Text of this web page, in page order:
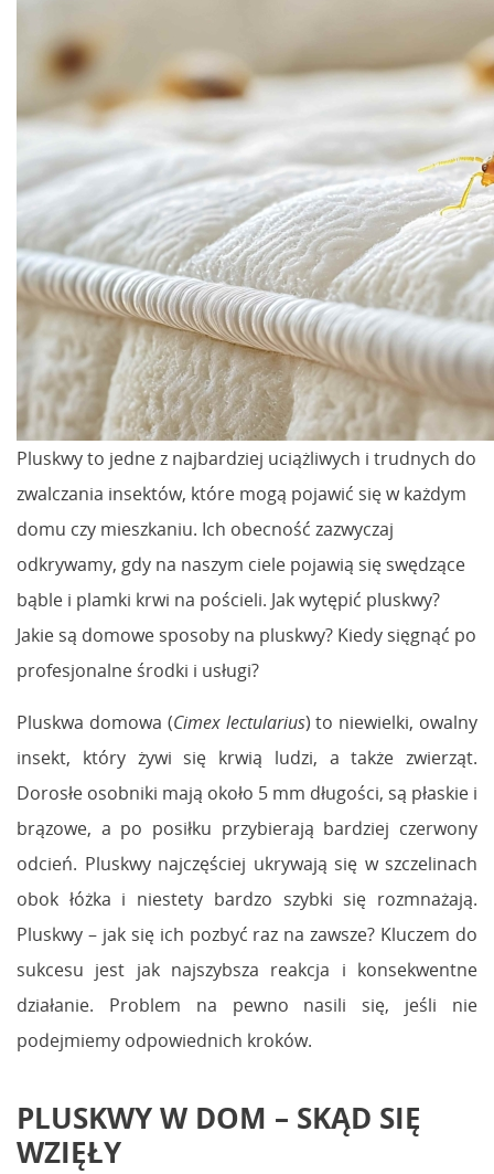
Pluskwy to jedne z najbardziej uciążliwych i trudnych do
zwalczania insektów, które mogą pojawić się w każdym
domu czy mieszkaniu. Ich obecność zazwyczaj
odkrywamy, gdy na naszym ciele pojawią się swędzące
bąble i plamki krwi na pościeli. Jak wytępić pluskwy?
Jakie są domowe sposoby na pluskwy? Kiedy sięgnąć po
profesjonalne środki i usługi?
Pluskwa domowa (Cimex lectularius) to niewielki, owalny
insekt, który żywi się krwią ludzi, a także zwierząt.
Dorosłe osobniki mają około 5 mm długości, są płaskie i
brązowe, a po posiłku przybierają bardziej czerwony
odcień. Pluskwy najczęściej ukrywają się w szczelinach
obok łóżka i niestety bardzo szybki się rozmnażają.
Pluskwy – jak się ich pozbyć raz na zawsze? Kluczem do
sukcesu jest jak najszybsza reakcja i konsekwentne
działanie. Problem na pewno nasili się, jeśli nie
podejmiemy odpowiednich kroków.
PLUSKWY W DOM – SKĄD SIĘ
WZIĘŁY